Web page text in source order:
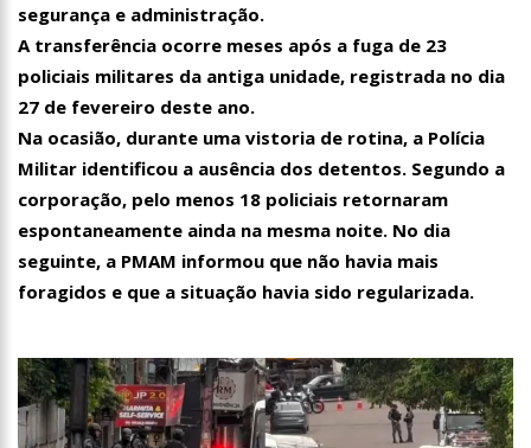
21:55 Karliane Oliveira Candidata à Rainha do
segurança e administração.
A transferência ocorre meses após a fuga de 23
policiais militares da antiga unidade, registrada no dia
27 de fevereiro deste ano.
Na ocasião, durante uma vistoria de rotina, a Polícia
Militar identificou a ausência dos detentos. Segundo a
corporação, pelo menos 18 policiais retornaram
espontaneamente ainda na mesma noite. No dia
seguinte, a PMAM informou que não havia mais
foragidos e que a situação havia sido regularizada.